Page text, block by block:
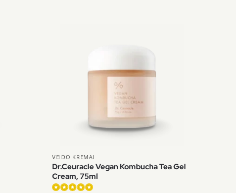
VEIDO KREMAI
Dr.Ceuracle Vegan Kombucha Tea Gel
Cream, 75ml